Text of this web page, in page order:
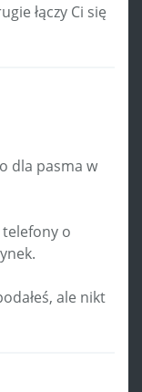
łączy Ci się
dla pasma w
o
ale nikt